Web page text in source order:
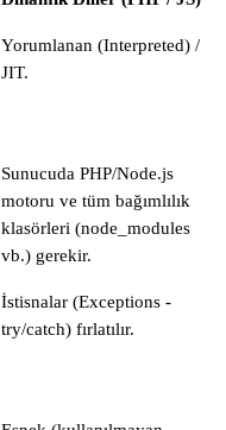
Yorumlanan (Interpreted) /
JIT.
Sunucuda PHP/Node.js
motoru ve tüm bağımlılık
klasörleri (node_modules
vb.) gerekir.
İstisnalar (Exceptions -
try/catch) fırlatılır.